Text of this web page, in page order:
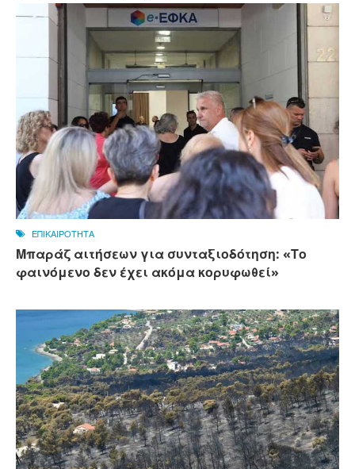
ΕΠΙΚΑΙΡΟΤΗΤΑ
Μπαράζ αιτήσεων για συνταξιοδότηση: «Το
φαινόμενο δεν έχει ακόμα κορυφωθεί»